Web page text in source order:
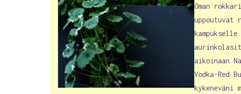
Oman
uppoutuvat
aikoinaan
Vodka-
kykeneväni